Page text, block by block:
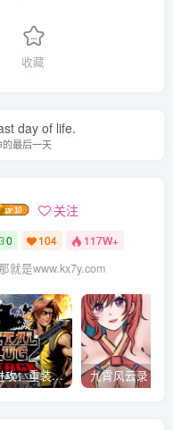
收藏
day of life.
最后一天
关注
0 104 117W+
就是www.kx7y.com
合金弹头进攻：重装上阵/METAL SLUG ATTACK RELOADED Build.16214511|策略模拟|容量2.7GB|免安装绿色中文版